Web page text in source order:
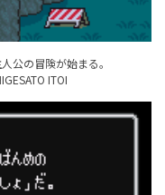
公の冒険が始まる。
ITOI